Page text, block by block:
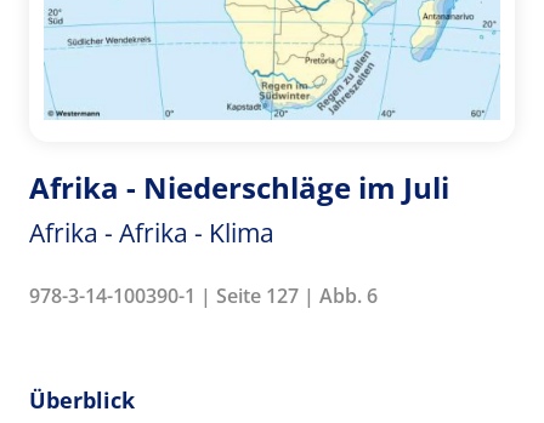
Afrika - Niederschläge im Juli
Afrika - Afrika - Klima
978-3-14-100390-1 | Seite 127 | Abb. 6
Überblick